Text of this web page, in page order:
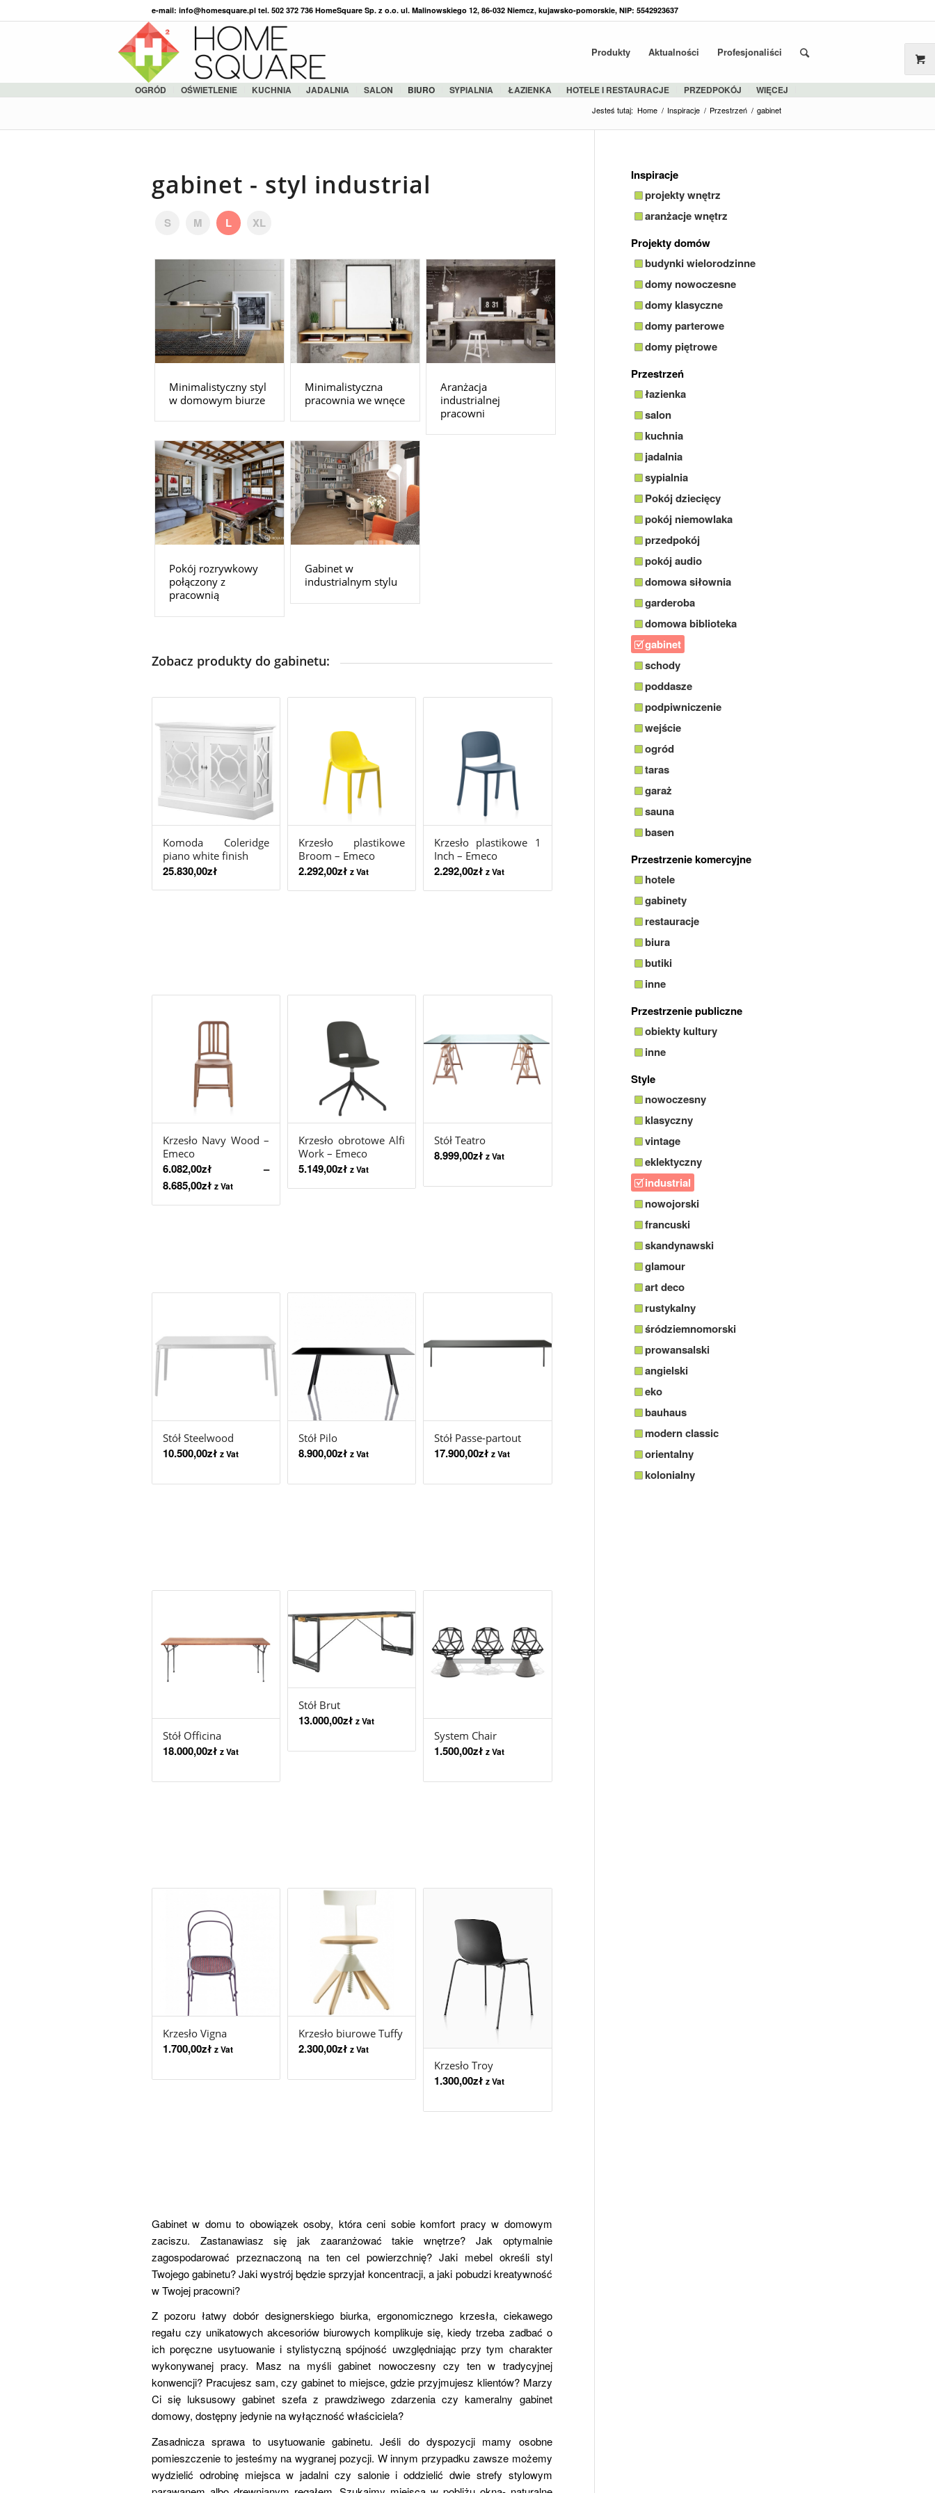
e-mail: info@homesquare.pl tel. 502 372 736 HomeSquare Sp. z o.o. ul. Malinowskiego 12, 86-032 Niemcz, kujawsko-pomorskie, NIP: 5542923637
Produkty Aktualności Profesjonaliści
OGRÓD OŚWIETLENIE KUCHNIA JADALNIA SALON BIURO SYPIALNIA ŁAZIENKA HOTELE I RESTAURACJE PRZEDPOKÓJ WIĘCEJ
Jesteś tutaj: Home / Inspiracje / Przestrzeń / gabinet
gabinet - styl industrial
S M L XL
Minimalistyczny styl
w domowym biurze
Minimalistyczna
pracownia we wnęce
Aranżacja
industrialnej
pracowni
Pokój rozrywkowy
połączony z
pracownią
Gabinet w
industrialnym stylu
Zobacz produkty do gabinetu:
Komoda Coleridge
piano white finish
25.830,00zł
Krzesło plastikowe
Broom – Emeco
2.292,00zł z Vat
Krzesło plastikowe 1
Inch – Emeco
2.292,00zł z Vat
Krzesło Navy Wood –
Emeco
6.082,00zł –
8.685,00zł z Vat
Krzesło obrotowe Alfi
Work – Emeco
5.149,00zł z Vat
Stół Teatro
8.999,00zł z Vat
Stół Steelwood
10.500,00zł z Vat
Stół Pilo
8.900,00zł z Vat
Stół Passe-partout
17.900,00zł z Vat
Stół Officina
18.000,00zł z Vat
Stół Brut
13.000,00zł z Vat
System Chair
1.500,00zł z Vat
Krzesło Vigna
1.700,00zł z Vat
Krzesło biurowe Tuffy
2.300,00zł z Vat
Krzesło Troy
1.300,00zł z Vat
Gabinet w domu to obowiązek osoby, która ceni sobie komfort pracy w domowym
zaciszu. Zastanawiasz się jak zaaranżować takie wnętrze? Jak optymalnie
zagospodarować przeznaczoną na ten cel powierzchnię? Jaki mebel określi styl
Twojego gabinetu? Jaki wystrój będzie sprzyjał koncentracji, a jaki pobudzi kreatywność
w Twojej pracowni?
Z pozoru łatwy dobór designerskiego biurka, ergonomicznego krzesła, ciekawego
regału czy unikatowych akcesoriów biurowych komplikuje się, kiedy trzeba zadbać o
ich poręczne usytuowanie i stylistyczną spójność uwzględniając przy tym charakter
wykonywanej pracy. Masz na myśli gabinet nowoczesny czy ten w tradycyjnej
konwencji? Pracujesz sam, czy gabinet to miejsce, gdzie przyjmujesz klientów? Marzy
Ci się luksusowy gabinet szefa z prawdziwego zdarzenia czy kameralny gabinet
domowy, dostępny jedynie na wyłączność właściciela?
Zasadnicza sprawa to usytuowanie gabinetu. Jeśli do dyspozycji mamy osobne
pomieszczenie to jesteśmy na wygranej pozycji. W innym przypadku zawsze możemy
wydzielić odrobinę miejsca w jadalni czy salonie i oddzielić dwie strefy stylowym
Inspiracje
projekty wnętrz
aranżacje wnętrz
Projekty domów
budynki wielorodzinne
domy nowoczesne
domy klasyczne
domy parterowe
domy piętrowe
Przestrzeń
łazienka
salon
kuchnia
jadalnia
sypialnia
Pokój dziecięcy
pokój niemowlaka
przedpokój
pokój audio
domowa siłownia
garderoba
domowa biblioteka
gabinet
schody
poddasze
podpiwniczenie
wejście
ogród
taras
garaż
sauna
basen
Przestrzenie komercyjne
hotele
gabinety
restauracje
biura
butiki
inne
Przestrzenie publiczne
obiekty kultury
inne
Style
nowoczesny
klasyczny
vintage
eklektyczny
industrial
nowojorski
francuski
skandynawski
glamour
art deco
rustykalny
śródziemnomorski
prowansalski
angielski
eko
bauhaus
modern classic
orientalny
kolonialny